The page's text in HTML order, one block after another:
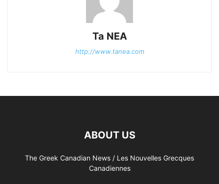
Ta NEA
http://www.tanea.com
ABOUT US
The Greek Canadian News / Les Nouvelles Grecques
Canadiennes